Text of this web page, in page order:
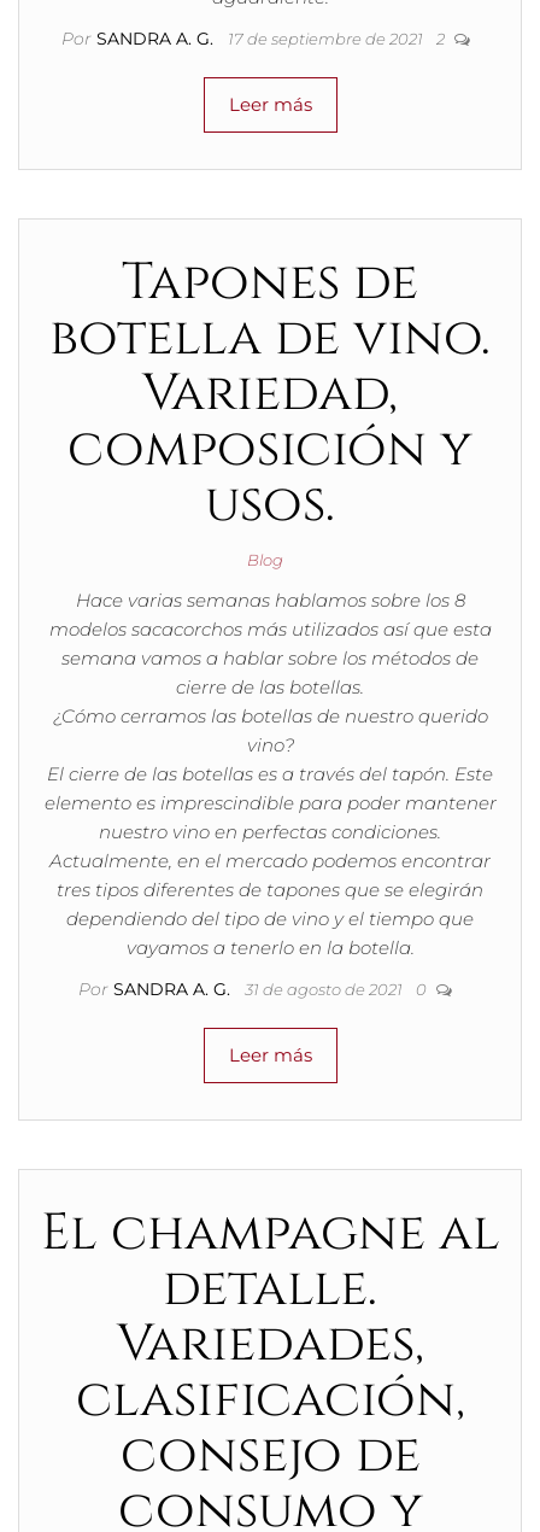
Por SANDRA A. G. 17 de septiembre de 2021 2
Leer más
Tapones de
botella de vino.
Variedad,
composición y
usos.
Blog
Hace varias semanas hablamos sobre los 8
modelos sacacorchos más utilizados así que esta
semana vamos a hablar sobre los métodos de
cierre de las botellas.
¿Cómo cerramos las botellas de nuestro querido
vino?
El cierre de las botellas es a través del tapón. Este
elemento es imprescindible para poder mantener
nuestro vino en perfectas condiciones.
Actualmente, en el mercado podemos encontrar
tres tipos diferentes de tapones que se elegirán
dependiendo del tipo de vino y el tiempo que
vayamos a tenerlo en la botella.
Por SANDRA A. G. 31 de agosto de 2021 0
Leer más
El champagne al
detalle.
Variedades,
clasificación,
consejo de
consumo y